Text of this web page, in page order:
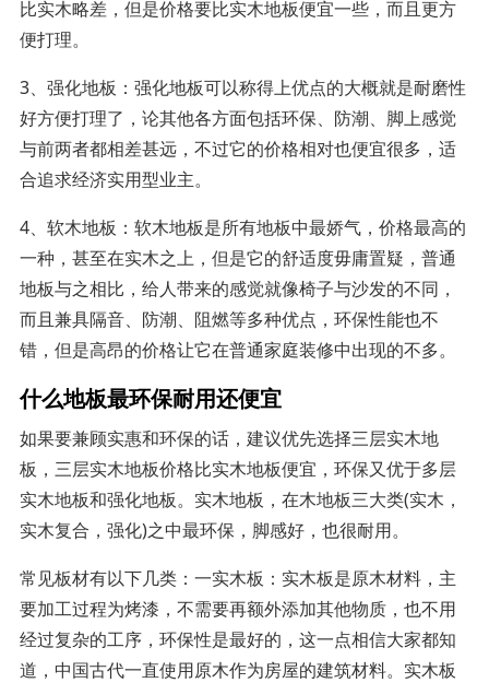
比实木略差，但是价格要比实木地板便宜一些，而且更方
便打理。
3、强化地板：强化地板可以称得上优点的大概就是耐磨性
好方便打理了，论其他各方面包括环保、防潮、脚上感觉
与前两者都相差甚远，不过它的价格相对也便宜很多，适
合追求经济实用型业主。
4、软木地板：软木地板是所有地板中最娇气，价格最高的
一种，甚至在实木之上，但是它的舒适度毋庸置疑，普通
地板与之相比，给人带来的感觉就像椅子与沙发的不同，
而且兼具隔音、防潮、阻燃等多种优点，环保性能也不
错，但是高昂的价格让它在普通家庭装修中出现的不多。
什么地板最环保耐用还便宜
如果要兼顾实惠和环保的话，建议优先选择三层实木地
板，三层实木地板价格比实木地板便宜，环保又优于多层
实木地板和强化地板。实木地板，在木地板三大类(实木，
实木复合，强化)之中最环保，脚感好，也很耐用。
常见板材有以下几类：一实木板：实木板是原木材料，主
要加工过程为烤漆，不需要再额外添加其他物质，也不用
经过复杂的工序，环保性是最好的，这一点相信大家都知
道，中国古代一直使用原木作为房屋的建筑材料。实木板